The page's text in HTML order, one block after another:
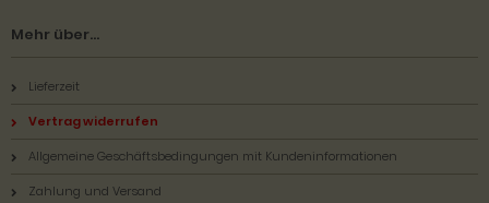
Mehr über...
Lieferzeit
Vertrag widerrufen
Allgemeine Geschäftsbedingungen mit Kundeninformationen
Zahlung und Versand